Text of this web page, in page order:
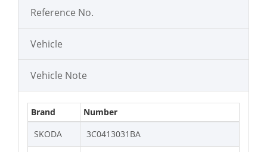
Reference No.
Vehicle
Vehicle Note
Brand
Number
SKODA
3C0413031BA